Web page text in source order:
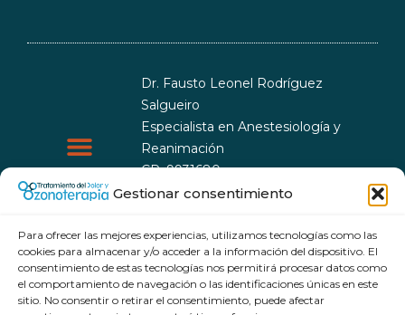
Gestionar consentimiento
Para ofrecer las mejores experiencias, utilizamos tecnologías como las
cookies para almacenar y/o acceder a la información del dispositivo. El
consentimiento de estas tecnologías nos permitirá procesar datos como
el comportamiento de navegación o las identificaciones únicas en este
sitio. No consentir o retirar el consentimiento, puede afectar
Dr. Fausto Leonel Rodríguez
Salgueiro
Especialista en Anestesiología y
Reanimación
CP: 9931680
CEsp: 9999993
© 2026 Tratamiento del dolor y Ozonoterapia. Todos los